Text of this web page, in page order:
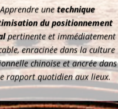
Apprendre unetechnique
du positionnement
pertinente et immédiatement
enracinée dans la culture
chinoise et ancrée dans
rapport quotidien aux lieux.